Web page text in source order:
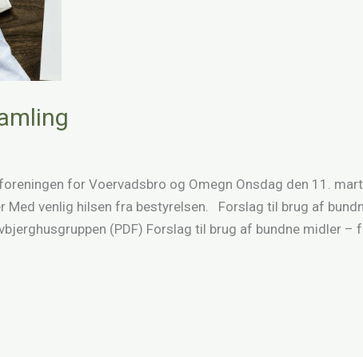
for Voervadsbro og Omegn Onsdag den 11.
venlig hilsen fra bestyrelsen. Forslag til brug af
(PDF) Forslag til brug af bundne midler